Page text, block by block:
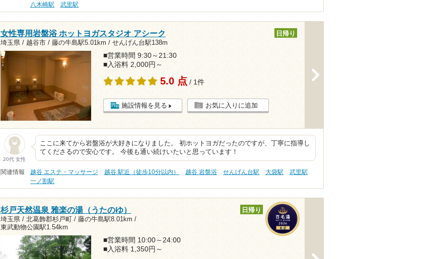
八木崎駅
武里駅
女性専用岩盤浴 ホットヨガスタジオ アシーク
埼玉県 / 越谷市 / 藤の牛島駅5.01km / せんげん台駅138m
日帰り
■営業時間 9:30～21:30
■入浴料 2,000円～
5.0 点 / 1件
施設情報を見る お気に入りに追加
20代 女性
ここに来てから岩盤浴が大好きになりました。 初ホットヨガだったのですが、丁寧に指導し
てくださるので安心です。 今後も通い続けいたいと思っています！
関連情報 越谷 エステ・マッサージ 越谷 駅近（徒歩10分以内） 越谷 岩盤浴 せんげん台駅 大袋駅
武里駅
一ノ割駅
杉戸天然温泉 雅楽の湯（うたのゆ）
埼玉県 / 北葛飾郡杉戸町 / 藤の牛島駅8.01km /
東武動物公園駅1.54km
日帰り
■営業時間 10:00～24:00
■入浴料 1,350円～